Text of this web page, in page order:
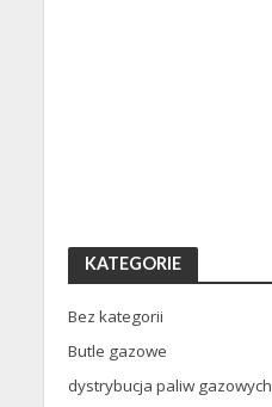
KATEGORIE
Bez kategorii
Butle gazowe
dystrybucja paliw gazowych